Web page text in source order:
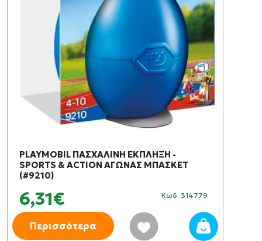
PLAYMOBIL ΠΑΣΧΑΛΙΝΗ ΕΚΠΛΗΞΗ -
SPORTS & ACTION ΑΓΩΝΑΣ ΜΠΑΣΚΕΤ
(#9210)
6,31€ Κωδ: 314779
Περισσότερα